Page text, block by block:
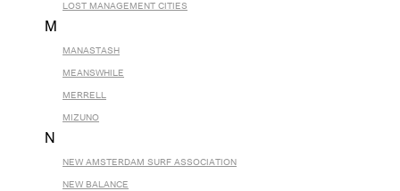
LOST MANAGEMENT CITIES
M
MANASTASH
MEANSWHILE
MERRELL
MIZUNO
N
NEW AMSTERDAM SURF ASSOCIATION
NEW BALANCE